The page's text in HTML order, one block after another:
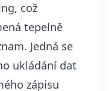
což
tepelně
Jedná se
ukládání dat
zápisu